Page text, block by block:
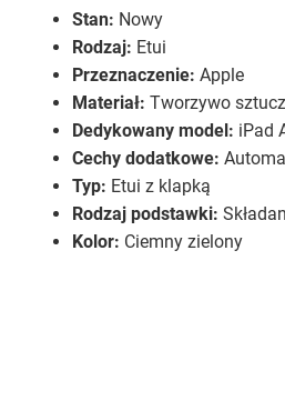
Stan: Nowy
Rodzaj: Etui
Przeznaczenie: Apple
Materiał: Tworzywo
Dedykowany model: iPad
Cechy dodatkowe:
Typ: Etui z klapką
Rodzaj podstawki:
Kolor: Ciemny zielony